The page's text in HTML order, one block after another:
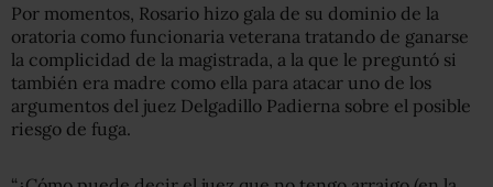
Por momentos, Rosario hizo gala de su dominio de la
oratoria como funcionaria veterana tratando de ganarse
la complicidad de la magistrada, a la que le preguntó si
también era madre como ella para atacar uno de los
argumentos del juez Delgadillo Padierna sobre el posible
riesgo de fuga.